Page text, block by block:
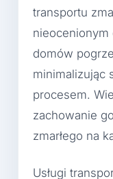
transportu
nieocenionym
domów
minimalizując
procesem.
zachowanie
zmarłego na
Usługi